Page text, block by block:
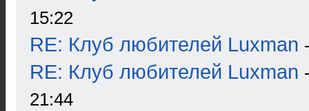
15:22
RE: Клуб любителей Luxman
RE: Клуб любителей Luxman
21:44